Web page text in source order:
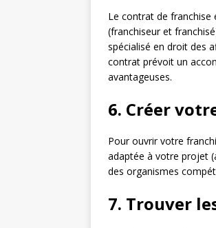
Le contrat de franchise
(franchiseur et
spécialisé en droit des
contrat prévoit un
avantageuses.
6. Créer
Pour ouvrir votre
adaptée à votre projet
des organismes
7. Trouver